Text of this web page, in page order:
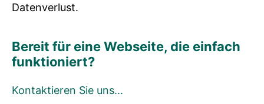
Datenverlust.
Bereit für eine Webseite, die einfach
funktioniert?
Kontaktieren Sie uns...